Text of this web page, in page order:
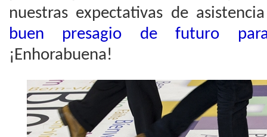
nuestras expectativas de
buen presagio de futuro
¡Enhorabuena!